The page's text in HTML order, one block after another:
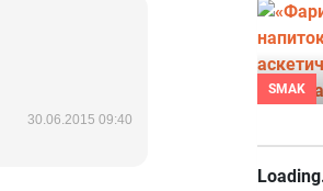
30.06.2015 09:40
SMAK